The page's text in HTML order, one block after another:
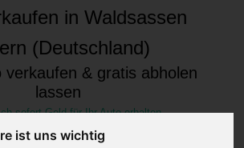
ist uns wichtig
in Waldsassen
(Deutschland)
verkaufen & gratis abholen
lassen
sofort Geld für Ihr Auto erhalten